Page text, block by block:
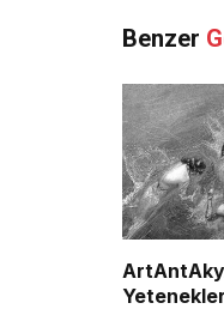
Benzer
Yetenekler